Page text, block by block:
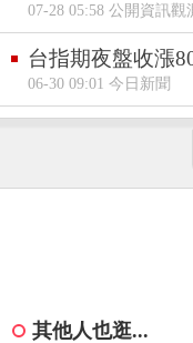
07-28 05:58 公開資訊觀
台指期夜盤收漲
06-30 09:01 今日新聞
其他人也逛...